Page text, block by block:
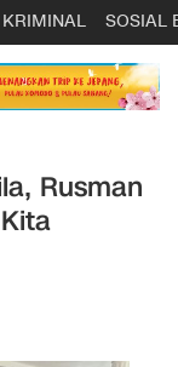
SOSIAL
Rusman